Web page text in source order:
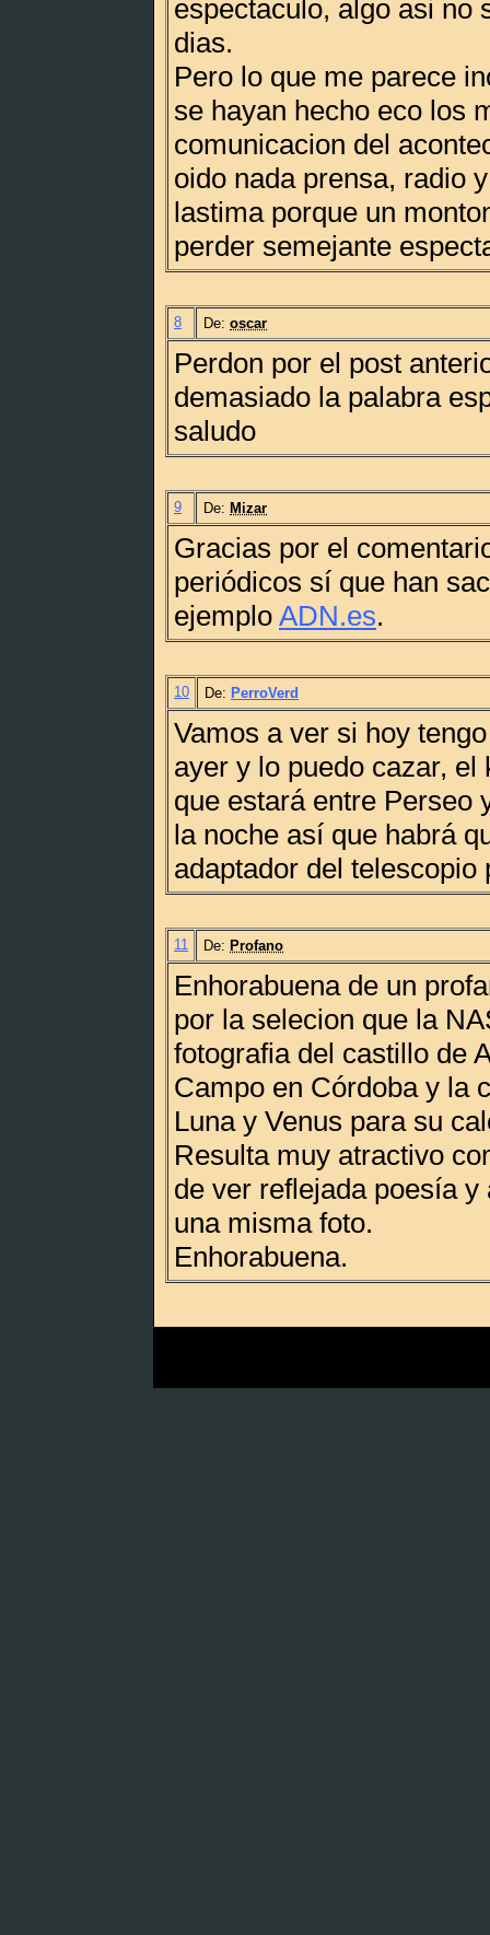
espectaculo, algo asi no
dias.
Pero lo que me parece
se hayan hecho eco los
comunicacion del
oido nada prensa, radio
lastima porque un
perder semejante
8 De: oscar
Perdon por el post
demasiado la palabra
saludo
9 De: Mizar
Gracias por el
periódicos sí que han
ejemplo ADN.es.
10 De: PerroVerd
Vamos a ver si hoy
ayer y lo puedo cazar, el
que estará entre Perseo
la noche así que habrá
adaptador del telescopio
11 De: Profano
Enhorabuena de un
por la selecion que la
fotografia del castillo de
Campo en Córdoba y la
Luna y Venus para su
Resulta muy atractivo
de ver reflejada poesía y
una misma foto.
Enhorabuena.